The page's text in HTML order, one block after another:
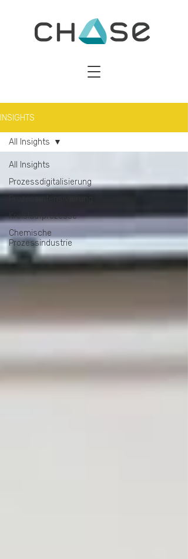
INSIGHTS
All Insights
Prozessdigitalisierung
Kreislaufprozesse
Chemische
Prozessindustrie
All Insights